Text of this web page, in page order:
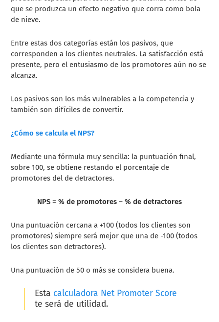
que se produzca un efecto negativo que corra como bola
de nieve.
Entre estas dos categorías están los pasivos, que
corresponden a los clientes neutrales. La satisfacción está
presente, pero el entusiasmo de los promotores aún no se
alcanza.
Los pasivos son los más vulnerables a la competencia y
también son difíciles de convertir.
¿Cómo se calcula el NPS?
Mediante una fórmula muy sencilla: la puntuación final,
sobre 100, se obtiene restando el porcentaje de
promotores del de detractores.
NPS = % de promotores – % de detractores
Una puntuación cercana a +100 (todos los clientes son
promotores) siempre será mejor que una de -100 (todos
los clientes son detractores).
Una puntuación de 50 o más se considera buena.
Esta calculadora Net Promoter Score
te será de utilidad.